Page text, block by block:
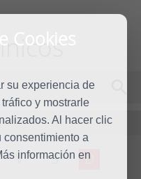
Cookies
su experiencia de
y mostrarle
Al hacer clic
consentimiento a
información en
V S D